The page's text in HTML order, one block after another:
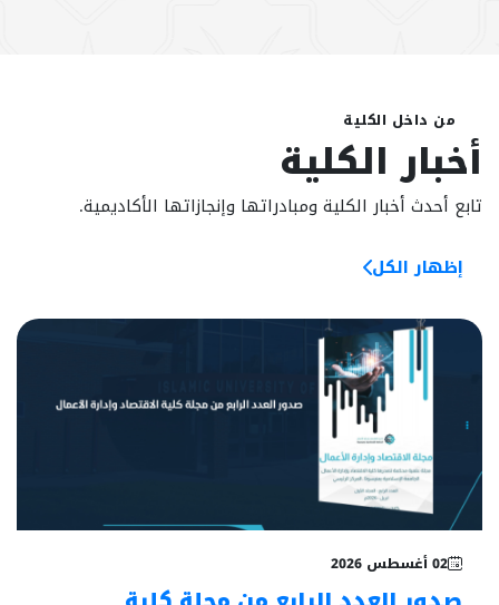
من داخل الكلية
أخبار الكلية
تابع أحدث أخبار الكلية ومبادراتها وإنجازاتها الأكاديمية.
إظهار الكل
خبر بارز
02 أغسطس 2026